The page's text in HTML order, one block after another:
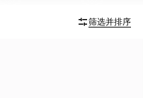
筛选并排序